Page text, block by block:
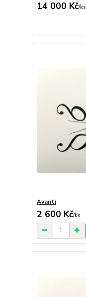
14 000 Kč/ks
Avanti
2 600 Kč/ks